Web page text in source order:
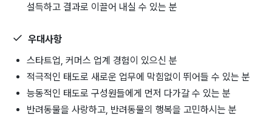
설득하고 결과로 이끌어 내실 수 있는 분
우대사항
스타트업, 커머스 업계 경험이 있으신 분
적극적인 태도로 새로운 업무에 막힘없이 뛰어들 수 있는 분
능동적인 태도로 구성원들에게 먼저 다가갈 수 있는 분
반려동물을 사랑하고, 반려동물의 행복을 고민하시는 분